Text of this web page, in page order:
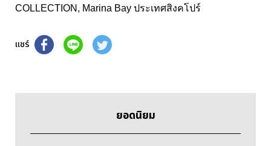
COLLECTION, Marina Bay ประเทศสิงคโปร์
แชร์
ยอดนิยม